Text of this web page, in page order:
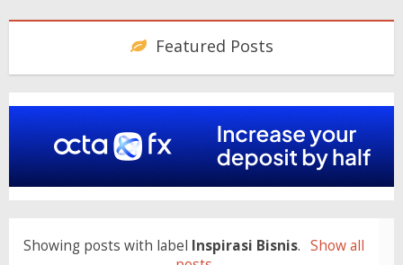
Featured Posts
Showing posts with label Inspirasi Bisnis. Show all